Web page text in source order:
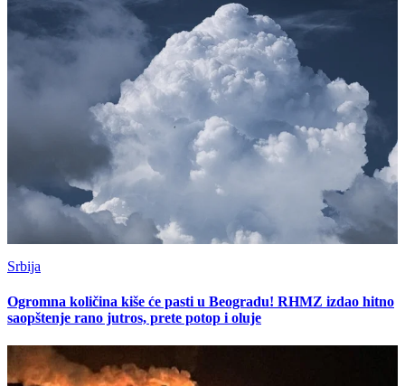
Srbija
Ogromna količina kiše će pasti u Beogradu! RHMZ izdao hitno
saopštenje rano jutros, prete potop i oluje